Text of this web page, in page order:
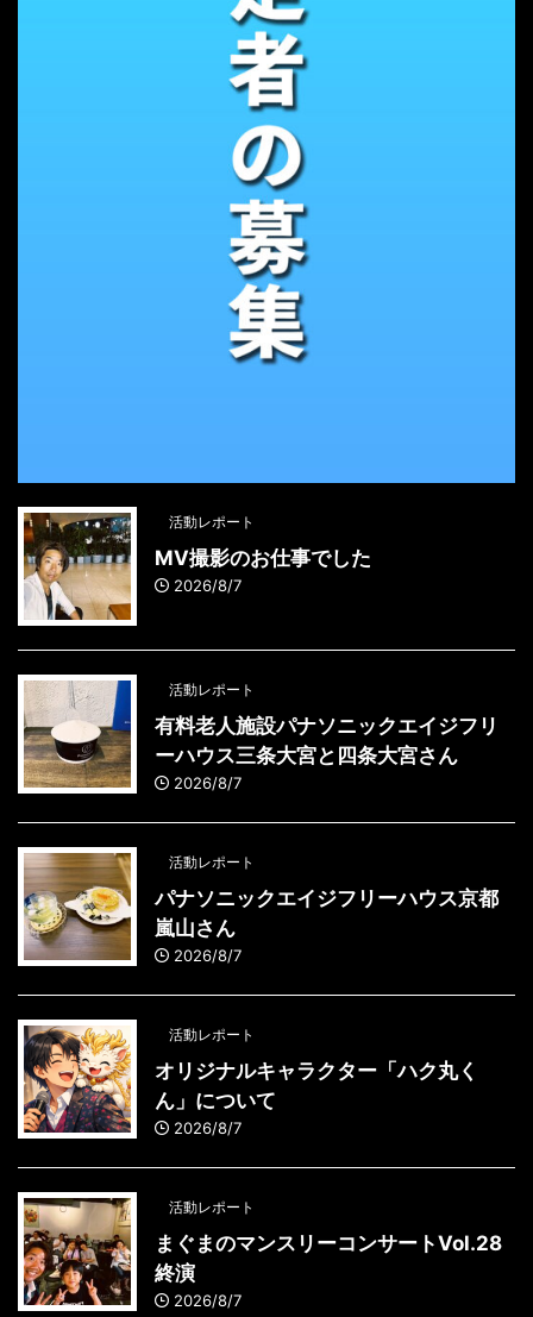
活動レポート
MV撮影のお仕事でした
2026/8/7
活動レポート
有料老人施設パナソニックエイジフリ
ーハウス三条大宮と四条大宮さん
2026/8/7
活動レポート
パナソニックエイジフリーハウス京都
嵐山さん
2026/8/7
活動レポート
オリジナルキャラクター「ハク丸く
ん」について
2026/8/7
活動レポート
まぐまのマンスリーコンサートVol.28
終演
2026/8/7